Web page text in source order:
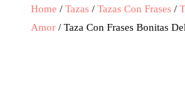
Home / Tazas/ Tazas Con Frases/
Amor/ Taza Con Frases Bonitas